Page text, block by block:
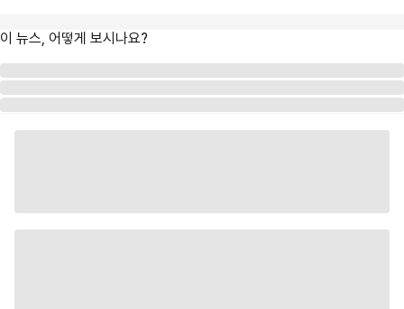
이 뉴스, 어떻게 보시나요?